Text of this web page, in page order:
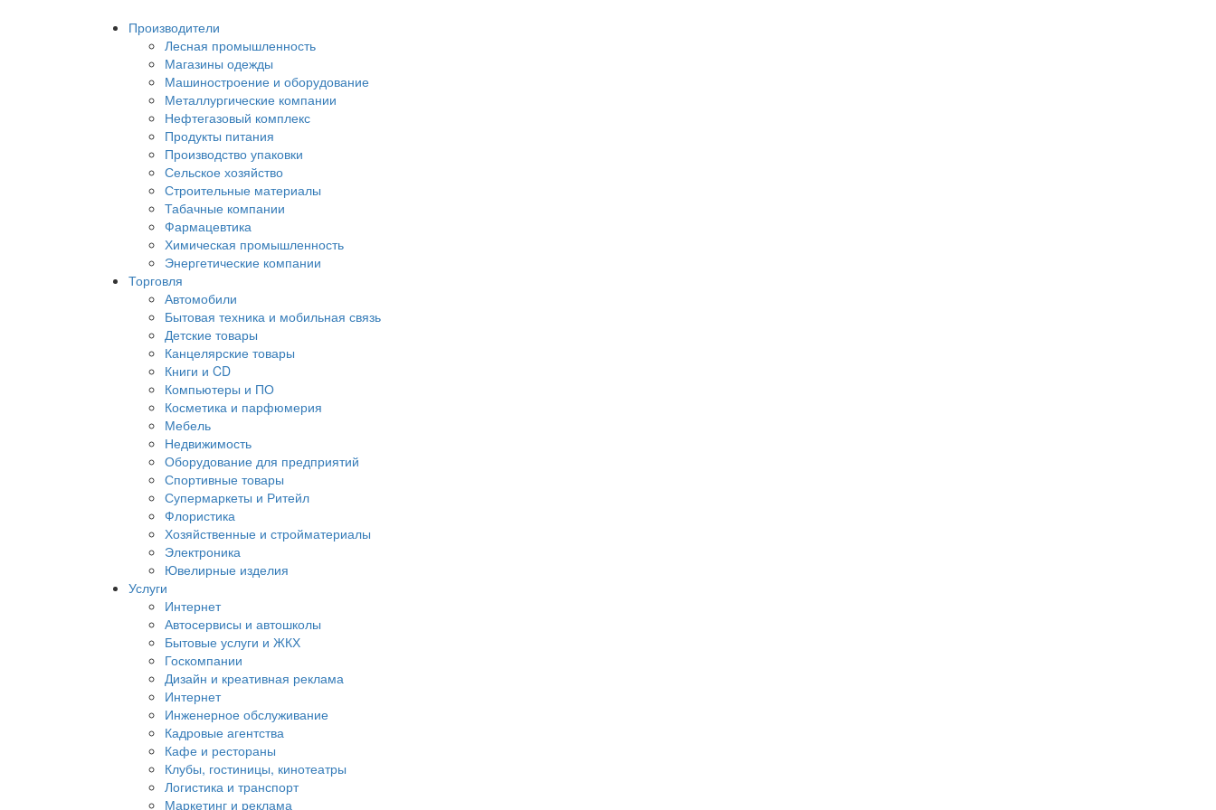
Производители
Лесная промышленность
Магазины одежды
Машиностроение и оборудование
Металлургические компании
Нефтегазовый комплекс
Продукты питания
Производство упаковки
Сельское хозяйство
Строительные материалы
Табачные компании
Фармацевтика
Химическая промышленность
Энергетические компании
Торговля
Автомобили
Бытовая техника и мобильная связь
Детские товары
Канцелярские товары
Книги и CD
Компьютеры и ПО
Косметика и парфюмерия
Мебель
Недвижимость
Оборудование для предприятий
Спортивные товары
Супермаркеты и Ритейл
Флористика
Хозяйственные и стройматериалы
Электроника
Ювелирные изделия
Услуги
Интернет
Автосервисы и автошколы
Бытовые услуги и ЖКХ
Госкомпании
Дизайн и креативная реклама
Интернет
Инженерное обслуживание
Кадровые агентства
Кафе и рестораны
Клубы, гостиницы, кинотеатры
Логистика и транспорт
Маркетинг и реклама